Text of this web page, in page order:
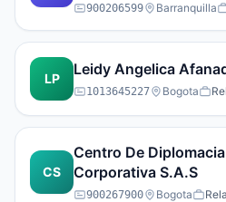
900206599 Barranquilla
LP
Leidy Angelica
1013645227 Bogota
CS
Centro De
Corporativa S.A.S
900267900 Bogota